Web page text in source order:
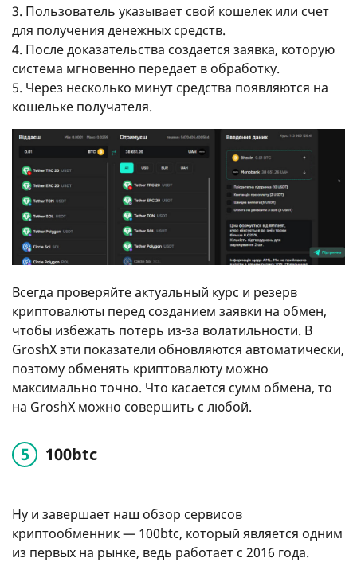
3. Пользователь указывает свой кошелек или счет
для получения денежных средств.
4. После доказательства создается заявка, которую
система мгновенно передает в обработку.
5. Через несколько минут средства появляются на
кошельке получателя.
Всегда проверяйте актуальный курс и резерв
криптовалюты перед созданием заявки на обмен,
чтобы избежать потерь из-за волатильности. В
GroshX эти показатели обновляются автоматически,
поэтому обменять криптовалюту можно
максимально точно. Что касается сумм обмена, то
на GroshX можно совершить с любой.
100btc
Ну и завершает наш обзор сервисов
криптообменник — 100btc, который является одним
из первых на рынке, ведь работает с 2016 года.